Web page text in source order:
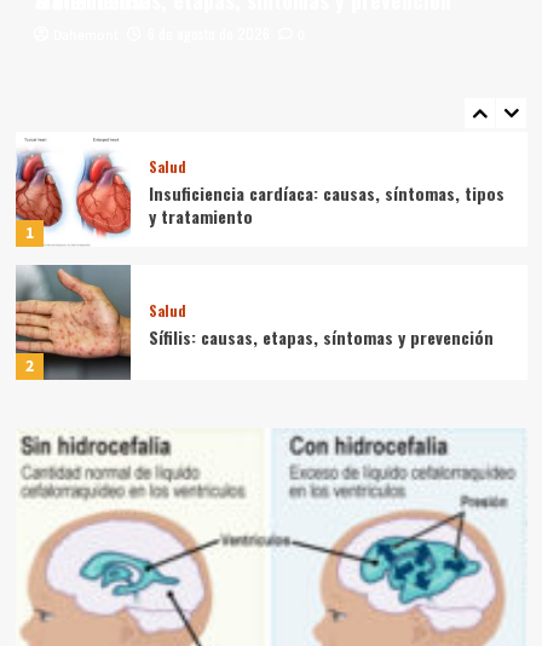
1
Salud
Insuficiencia cardíaca: causas, síntomas, tipos
y tratamiento
2
Salud
Sífilis: causas, etapas, síntomas y prevención
3
Salud
Lupus eritematoso sistémico: qué es, causas,
síntomas, diagnóstico y tratamiento
4
Salud
Esclerosis lateral amiotrófica (ELA): qué es,
causas, síntomas, diagnóstico y tratamiento